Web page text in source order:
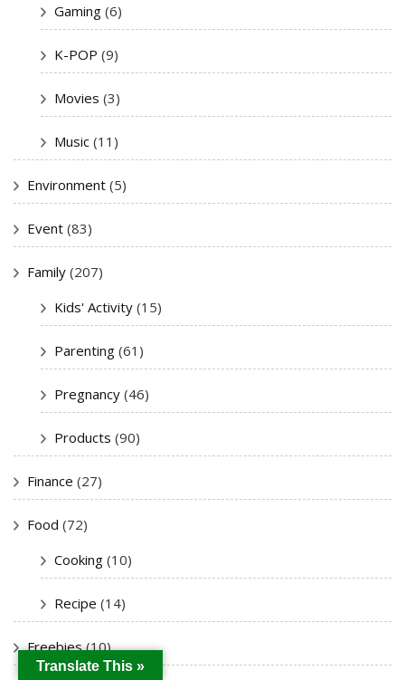
Gaming (6)
K-POP (9)
Movies (3)
Music (11)
Environment (5)
Event (83)
Family (207)
Kids' Activity (15)
Parenting (61)
Pregnancy (46)
Products (90)
Finance (27)
Food (72)
Cooking (10)
Recipe (14)
Freebies(10)
Translate This »